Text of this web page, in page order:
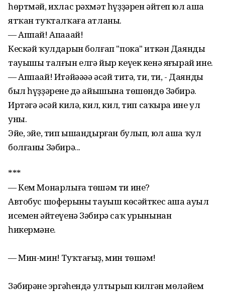
һөртмәй, ихлас рәхмәт һүҙҙәрен әйтеп юл аша
ятҡан туҡталҡаға атланы.
— Аппай! Апааай!
Кескәй ҡулдарын болғап "пока" иткән Даяндың
тауышы талғын елгә йыр кеүек кенә яңғырай ине.
— Аппаай! Итәйәәәә әсәй титә, ти, ти, - Даяндың
был һүҙҙәренең дә айышына төшөндө Зәбирә.
Иртәгә әсәй килә, кил, кил, тип саҡыра ине ул
уны.
Эйе, эйе, тип ышандырған булып, юл аша ҡул
болғаны Зәбирә...
***
— Кем Монарлыға төшәм ти ине?
Автобус шоферының тауыш көсәйткес аша ауыл
исемен әйтеүенә Зәбирә саҡ урынынан
һикермәне.
— Мин-мин! Туҡтағыҙ, мин төшәм!
Зәбирәнең эргәһендә ултырып килгән мөләйем